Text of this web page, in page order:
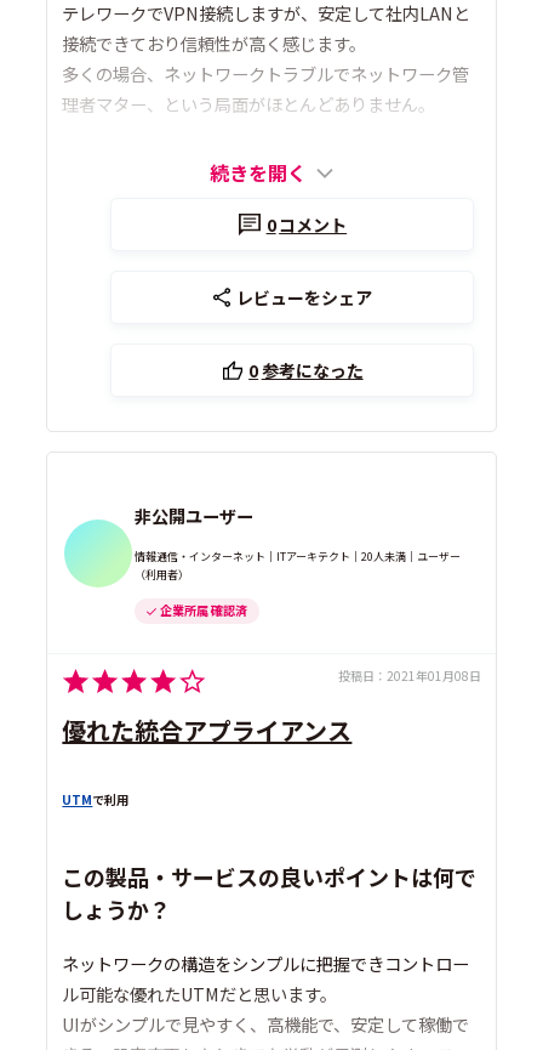
テレワークでVPN接続しますが、安定して社内LANと
接続できており信頼性が高く感じます。
多くの場合、ネットワークトラブルでネットワーク管
理者マター、という局面がほとんどありません。
続きを開く
0コメント
レビューをシェア
0参考になった
非公開ユーザー
情報通信・インターネット｜ITアーキテクト｜20人未満｜ユーザー
（利用者）
企業所属 確認済
投稿日： 2021年01月08日
優れた統合アプライアンス
UTMで利用
この製品・サービスの良いポイントは何で
しょうか？
ネットワークの構造をシンプルに把握できコントロー
ル可能な優れたUTMだと思います。
UIがシンプルで見やすく、高機能で、安定して稼働で